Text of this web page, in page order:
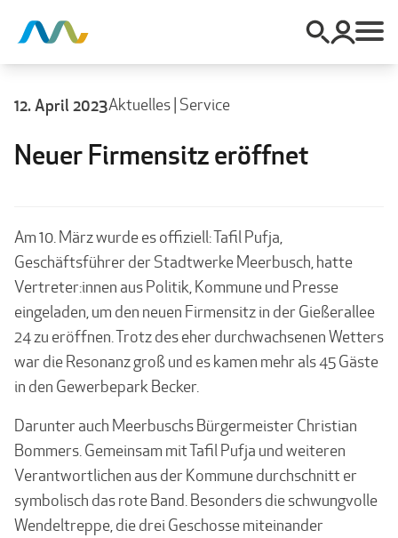
12. April 2023Aktuelles| Service
Neuer Firmensitz eröffnet
Am 10. März wurde es offiziell: Tafil Pufja,
Geschäftsführer der Stadtwerke Meerbusch, hatte
Vertreter:innen aus Politik, Kommune und Presse
eingeladen, um den neuen Firmensitz in der Gießerallee
24 zu eröffnen. Trotz des eher durchwachsenen Wetters
war die Resonanz groß und es kamen mehr als 45 Gäste
in den Gewerbepark Becker.
Darunter auch Meerbuschs Bürgermeister Christian
Bommers. Gemeinsam mit Tafil Pufja und weiteren
Verantwortlichen aus der Kommune durchschnitt er
symbolisch das rote Band. Besonders die schwungvolle
Wendeltreppe, die drei Geschosse miteinander